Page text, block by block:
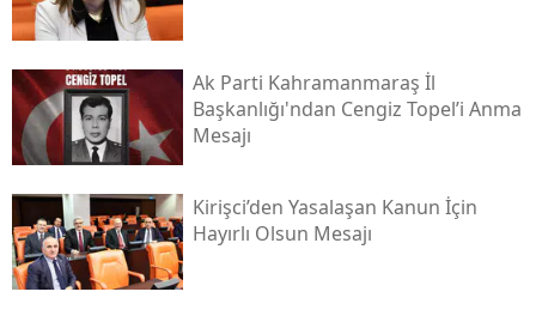
Ak Parti Kahramanmaraş İl
Başkanlığı'ndan Cengiz Topel’i Anma
Mesajı
Kirişci’den Yasalaşan Kanun İçin
Hayırlı Olsun Mesajı